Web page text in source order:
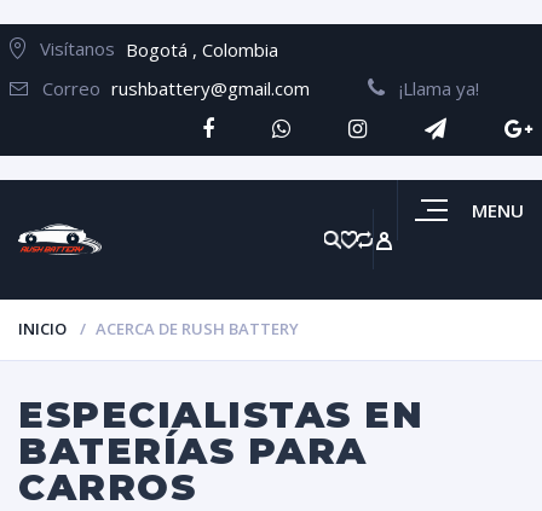
Visítanos Bogotá , Colombia
Correo rushbattery@gmail.com ¡Llama ya!
MENU
INICIO ACERCA DE RUSH BATTERY
ESPECIALISTAS EN
BATERÍAS PARA
CARROS